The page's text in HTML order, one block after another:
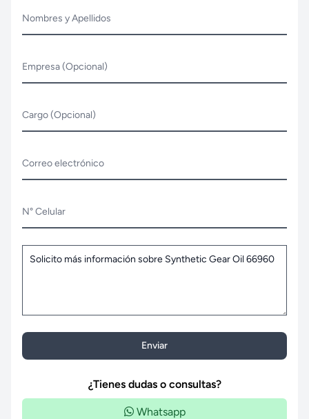
Nombres y Apellidos
Empresa (Opcional)
Cargo (Opcional)
Correo electrónico
N° Celular
Enviar
¿Tienes dudas o consultas?
Whatsapp